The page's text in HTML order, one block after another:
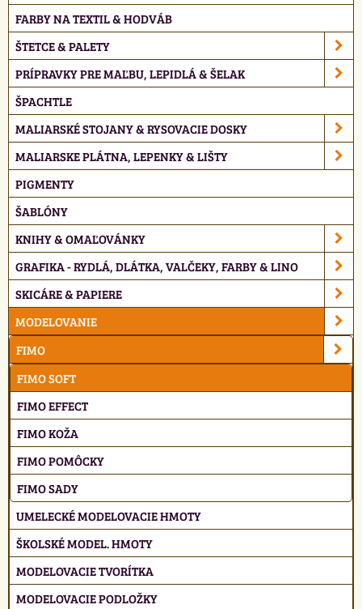
FARBY NA TEXTIL & HODVÁB
ŠTETCE & PALETY
PRÍPRAVKY PRE MAĽBU, LEPIDLÁ & ŠELAK
ŠPACHTLE
MALIARSKÉ STOJANY & RYSOVACIE DOSKY
MALIARSKE PLÁTNA, LEPENKY & LIŠTY
PIGMENTY
ŠABLÓNY
KNIHY & OMAĽOVÁNKY
GRAFIKA - RYDLÁ, DLÁTKA, VALČEKY, FARBY & LINO
SKICÁRE & PAPIERE
MODELOVANIE
FIMO
FIMO SOFT
FIMO EFFECT
FIMO KOŽA
FIMO POMÔCKY
FIMO SADY
UMELECKÉ MODELOVACIE HMOTY
ŠKOLSKÉ MODEL. HMOTY
MODELOVACIE TVORÍTKA
MODELOVACIE PODLOŽKY